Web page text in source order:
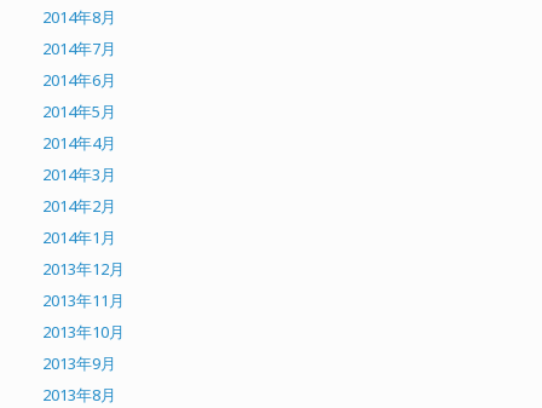
2014年8月
2014年7月
2014年6月
2014年5月
2014年4月
2014年3月
2014年2月
2014年1月
2013年12月
2013年11月
2013年10月
2013年9月
2013年8月